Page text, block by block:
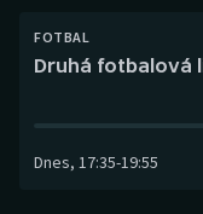
FOTBAL
Druhá fotbalová
Dnes, 17:35-19:55